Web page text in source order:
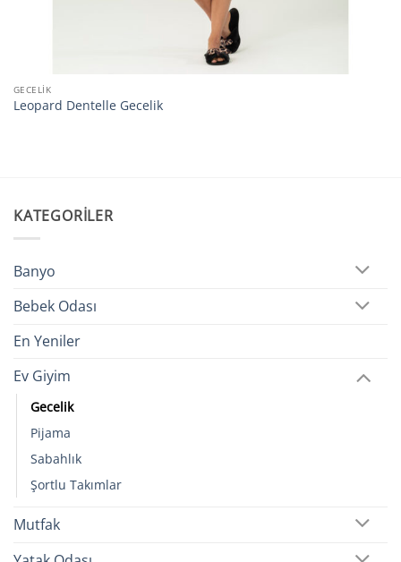
GECELIK
Leopard Dentelle Gecelik
KATEGORILER
Banyo
Bebek Odası
En Yeniler
Ev Giyim
Gecelik
Pijama
Sabahlık
Şortlu Takımlar
Mutfak